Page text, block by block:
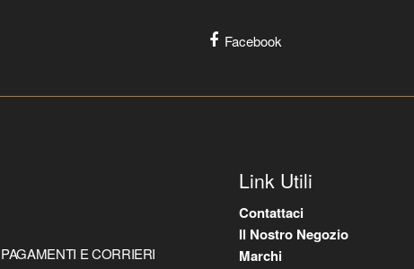
Facebook
PAGAMENTI E CORRIERI
Link Utili
Contattaci
Il Nostro Negozio
Marchi